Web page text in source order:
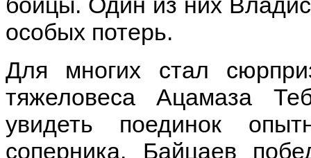
особых потерь.
Для многих стал
тяжеловеса Ацамаза
увидеть поединок
соперника. Байцаев